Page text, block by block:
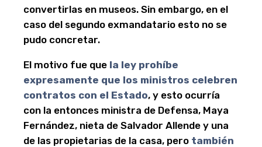
convertirlas en museos. Sin embargo, en el
caso del segundo exmandatario esto no se
pudo concretar.
El motivo fue que la ley prohíbe
expresamente que los ministros celebren
contratos con el Estado, y esto ocurría
con la entonces ministra de Defensa, Maya
Fernández, nieta de Salvador Allende y una
de las propietarias de la casa, pero también